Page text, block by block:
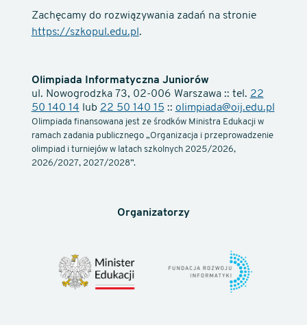
Zachęcamy do rozwiązywania zadań na stronie
https://szkopul.edu.pl .
Olimpiada Informatyczna Juniorów
ul. Nowogrodzka 73, 02-006 Warszawa :: tel. 22
50 140 14 lub 22 50 140 15 :: olimpiada@oij.edu.pl
Olimpiada finansowana jest ze środków Ministra Edukacji w
ramach zadania publicznego „Organizacja i przeprowadzenie
olimpiad i turniejów w latach szkolnych 2025/2026,
2026/2027, 2027/2028”.
Organizatorzy